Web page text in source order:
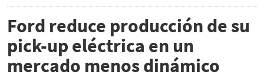
Ford reduce producción de su
pick-up eléctrica en un
mercado menos dinámico